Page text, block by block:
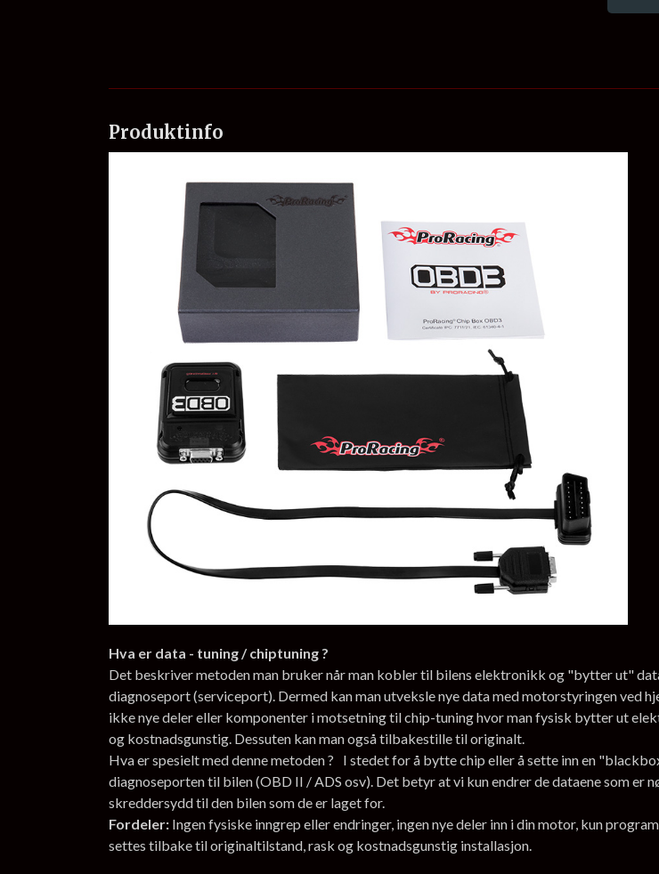
Produktinfo
Hva er data - tuning / chiptuning ?
Det beskriver metoden man bruker når man kobler til bilens elektronikk og "bytter ut"
diagnoseport (serviceport). Dermed kan man utveksle nye data med motorstyringen ved
ikke nye deler eller komponenter i motsetning til chip-tuning hvor man fysisk bytter ut
og kostnadsgunstig. Dessuten kan man også tilbakestille til originalt.
Hva er spesielt med denne metoden ? I stedet for å bytte chip eller å sette inn en
diagnoseporten til bilen (OBD II / ADS osv). Det betyr at vi kun endrer de dataene som
skreddersydd til den bilen som de er laget for.
Fordeler: Ingen fysiske inngrep eller endringer, ingen nye deler inn i din motor, kun
settes tilbake til originaltilstand, rask og kostnadsgunstig installasjon.